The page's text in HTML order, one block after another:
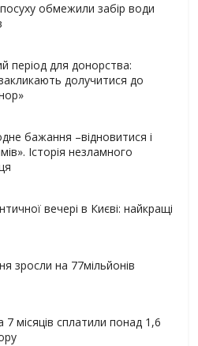
обмежили забір води
період для донорства:
долучитися до
бажання –відновитися і
Історія незламного
вечері в Києві: найкращі
зросли на 77мільйонів
місяців сплатили понад 1,6